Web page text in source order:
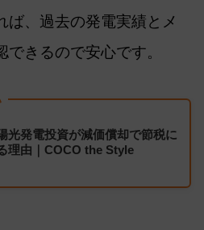
ば、過去の発電実績とメ
きるので安心です。
光発電投資が減価償却で節税に
理由｜COCO the Style